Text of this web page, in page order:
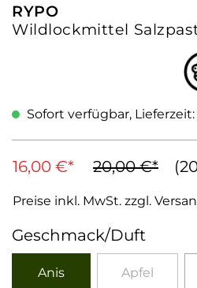
RYPO
Wildlockmittel
16,00 €* 20,00 €*
Preise inkl. MwSt. zzgl.
Sofort verfügbar, Lieferzeit:
Geschmack/Duft
Anis Apfel(Diese